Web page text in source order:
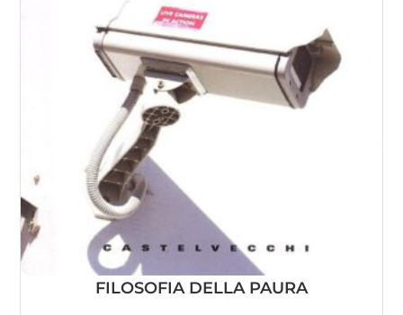
FILOSOFIA DELLA PAURA